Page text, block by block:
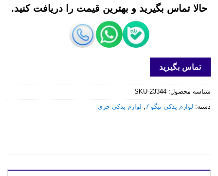
حالا تماس بگیرید و بهترین قیمت را دریافت کنید.
تماس بگیرید
شناسه محصول: SKU-23344
دسته: لوازم یدکی تیگو 7 , لوازم یدکی چری